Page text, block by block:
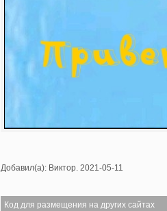
Добавил(а): Виктор. 2021-05-11
Код для размещения на других сайтах